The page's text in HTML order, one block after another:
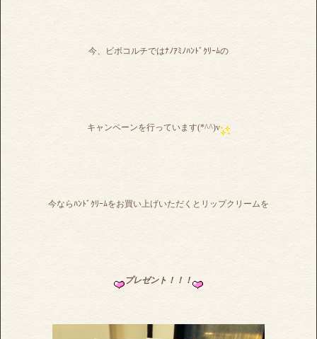
今、ビボコルチではﾅﾉｱﾐﾉﾊﾝﾄﾞｸﾘｰﾑの
キャンペーンを行っています(*^^)v
今ならﾊﾝﾄﾞｸﾘｰﾑをお買い上げいただくとリップクリームを
プレゼント！！！